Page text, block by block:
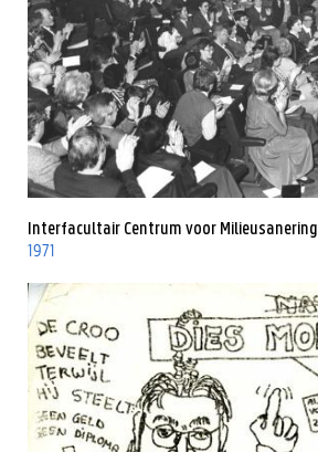
Interfacultair Centrum voor Milieusanering
1971